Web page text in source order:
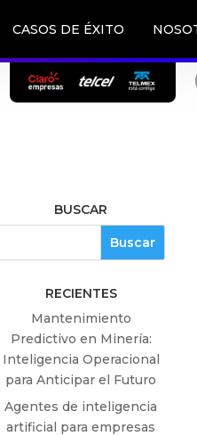
CASOS DE ÉXITO
BUSCAR
RECIENTES
Mantenimiento
Predictivo en Minería:
Inteligencia Operacional
para Anticipar el Futuro
Agentes de inteligencia
artificial para empresas